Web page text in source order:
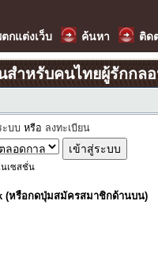
กแต่งเว็บ ค้นหา ติด
ำหรับคนไทยผู้รักกล
ะบบ หรือ ลงทะเบียน
นเซสชั่น
(หรือกดปุ่มสมัครสมาชิกด้านบน)